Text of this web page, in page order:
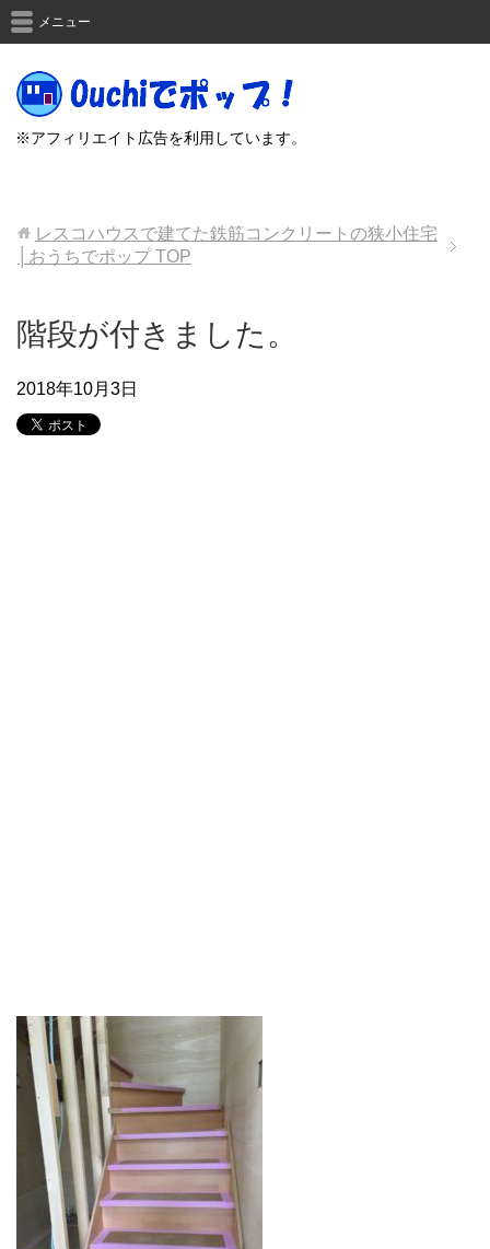
※アフィリエイト広告を利用しています。
メニュー
レスコハウスで建てた鉄筋コンクリートの狭小住宅
│おうちでポップTOP
階段が付きました。
2018年10月3日